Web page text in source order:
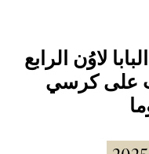
لاوُن الرابع
على كرسي